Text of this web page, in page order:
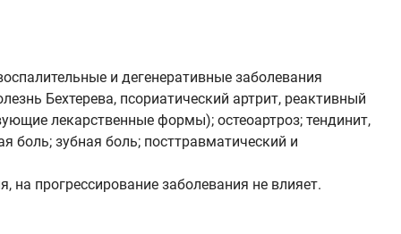
и дегенеративные заболевания
Бехтерева, псориатический артрит, реактивный
лекарственные формы); остеоартроз; тендинит,
боль; зубная боль; посттравматический и
прогрессирование заболевания не влияет.